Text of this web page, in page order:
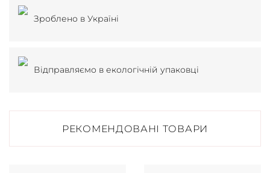
Зроблено в Україні
Відправляємо в екологічній упаковці
РЕКОМЕНДОВАНІ ТОВАРИ